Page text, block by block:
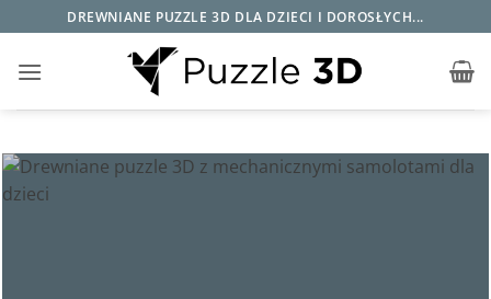
do
zawartości
DREWNIANE PUZZLE 3D DLA DZIECI I DOROSŁYCH...